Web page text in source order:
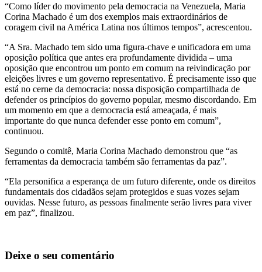
“Como líder do movimento pela democracia na Venezuela, Maria
Corina Machado é um dos exemplos mais extraordinários de
coragem civil na América Latina nos últimos tempos”, acrescentou.
“A Sra. Machado tem sido uma figura-chave e unificadora em uma
oposição política que antes era profundamente dividida – uma
oposição que encontrou um ponto em comum na reivindicação por
eleições livres e um governo representativo. É precisamente isso que
está no cerne da democracia: nossa disposição compartilhada de
defender os princípios do governo popular, mesmo discordando. Em
um momento em que a democracia está ameaçada, é mais
importante do que nunca defender esse ponto em comum”,
continuou.
Segundo o comitê, Maria Corina Machado demonstrou que “as
ferramentas da democracia também são ferramentas da paz”.
“Ela personifica a esperança de um futuro diferente, onde os direitos
fundamentais dos cidadãos sejam protegidos e suas vozes sejam
ouvidas. Nesse futuro, as pessoas finalmente serão livres para viver
em paz”, finalizou.
Deixe o seu comentário